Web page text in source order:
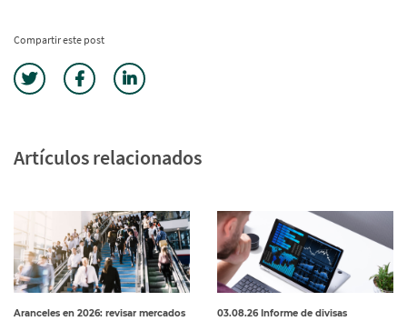
Compartir este post
Artículos relacionados
Aranceles en 2026: revisar mercados
03.08.26 Informe de divisas